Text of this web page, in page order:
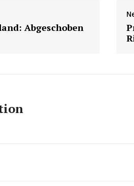
Abgeschoben